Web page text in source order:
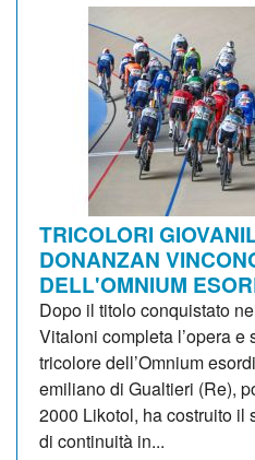
TRICOLORI
DONANZAN
DELL'OMNIUM
Dopo il titolo conquistato
Vitaloni completa l’opera
tricolore dell’Omnium
emiliano di Gualtieri (Re),
2000 Likotol, ha costruito il
di continuità in...